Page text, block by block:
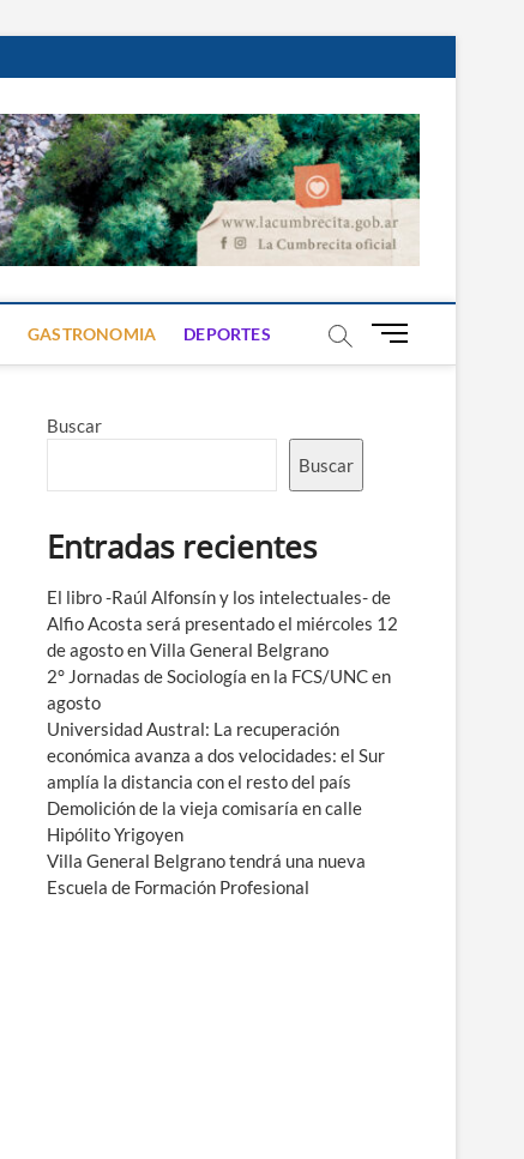
GASTRONOMIA DEPORTES
B
ú
Buscar
Buscar
Entradas recientes
El libro -Raúl Alfonsín y los intelectuales- de
Alfio Acosta será presentado el miércoles 12
de agosto en Villa General Belgrano
2° Jornadas de Sociología en la FCS/UNC en
agosto
Universidad Austral: La recuperación
económica avanza a dos velocidades: el Sur
amplía la distancia con el resto del país
Demolición de la vieja comisaría en calle
Hipólito Yrigoyen
Villa General Belgrano tendrá una nueva
Escuela de Formación Profesional